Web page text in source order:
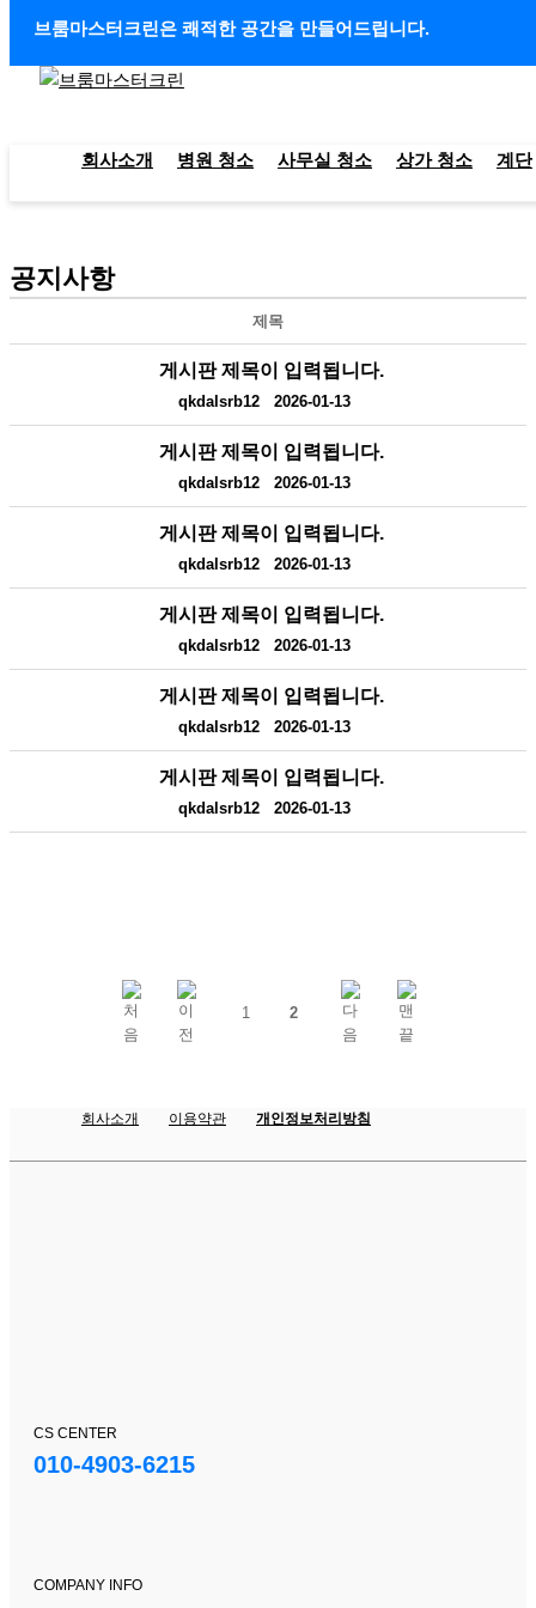
콘텐츠로 건너뛰기
브룸마스터크린은 쾌적한 공간을 만들어드립니다.
회사소개 병원 청소 사무실 청소 상가 청소 계
공지사항
제목
게시판 제목이 입력됩니다.
qkdalsrb12 2026-01-13
게시판 제목이 입력됩니다.
qkdalsrb12 2026-01-13
게시판 제목이 입력됩니다.
qkdalsrb12 2026-01-13
게시판 제목이 입력됩니다.
qkdalsrb12 2026-01-13
게시판 제목이 입력됩니다.
qkdalsrb12 2026-01-13
게시판 제목이 입력됩니다.
qkdalsrb12 2026-01-13
1 2
회사소개 이용약관 개인정보처리방침
CS CENTER
010-4903-6215
COMPANY INFO